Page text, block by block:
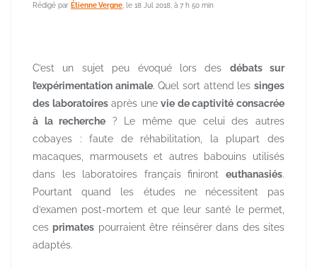
Rédigé par Étienne Vergne , le 18 Jul 2018, à 7 h 50 min
C’est un sujet peu évoqué lors des débats sur
l’expérimentation animale. Quel sort attend lessinges
des laboratoiresaprès une vie de captivité consacrée
à la recherche ? Le même que celui des autres
cobayes : faute de réhabilitation, la plupart des
macaques, marmousets et autres babouins utilisés
dans les laboratoires français finiront euthanasiés.
Pourtant quand les études ne nécessitent pas
d’examen post-mortem et que leur santé le permet,
cesprimates pourraient être réinsérer dans des sites
adaptés.